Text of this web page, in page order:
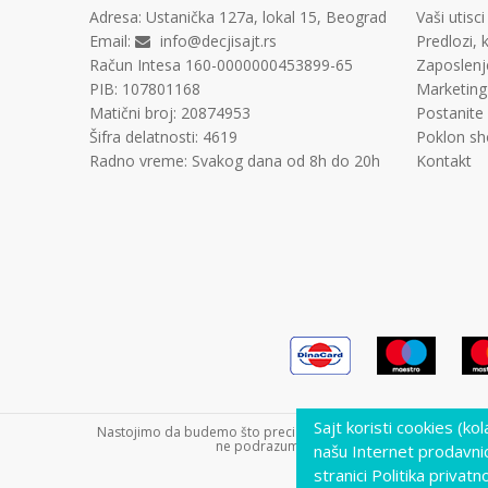
Adresa: Ustanička 127a, lokal 15, Beograd
Email:
info@decjisajt.rs
Račun Intesa 160-0000000453899-65
PIB: 107801168
Matični broj: 20874953
Šifra delatnosti: 4619
Radno vreme: Svakog dana od 8h do 20h
Vaši utisci
Predlozi,
Marketing
Poklon
Kontakt
Nastojimo da budemo što precizniji u opisu proizvoda,
ne podrazumeva da su dostupni u svakom
Sajt koristi cookies
našu Internet
stranici Politika